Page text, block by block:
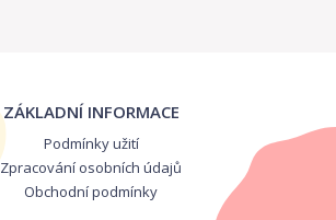
ZÁKLADNÍ INFORMACE
Podmínky užití
Zpracování osobních údajů
Obchodní podmínky